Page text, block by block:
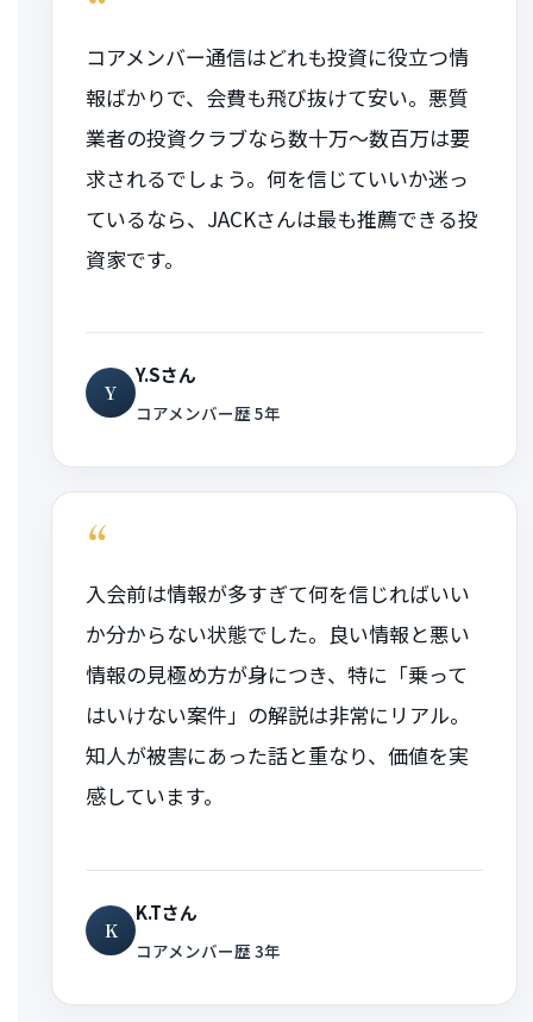
コアメンバー通信はどれも投資に役立つ情
報ばかりで、会費も飛び抜けて安い。悪質
業者の投資クラブなら数十万〜数百万は要
求されるでしょう。何を信じていいか迷っ
ているなら、JACKさんは最も推薦できる投
資家です。
Y
Y.Sさん
コアメンバー歴 5年
“
入会前は情報が多すぎて何を信じればいい
か分からない状態でした。良い情報と悪い
情報の見極め方が身につき、特に「乗って
はいけない案件」の解説は非常にリアル。
知人が被害にあった話と重なり、価値を実
感しています。
K
K.Tさん
コアメンバー歴 3年